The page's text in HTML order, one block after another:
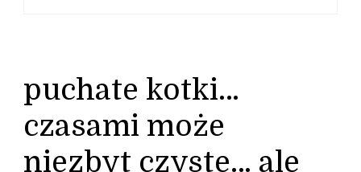
puchate kotki…
czasami może
niezbyt czyste… ale